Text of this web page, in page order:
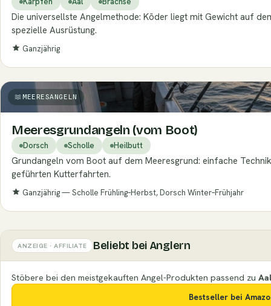
Die universellste Angelmethode: Köder liegt mit Gewicht auf
spezielle Ausrüstung.
Ganzjährig
MEERESANGELN
Meeresgrundangeln (vom Boot)
Dorsch Scholle Heilbutt
Grundangeln vom Boot auf dem Meeresgrund: einfache
geführten Kutterfahrten.
Ganzjährig — Scholle Frühling–Herbst, Dorsch Winter–Frühjahr
ANZEIGE · AFFILIATE Beliebt bei Anglern
Stöbere bei den meistgekauften Angel-Produkten passend zu
Bestseller bei